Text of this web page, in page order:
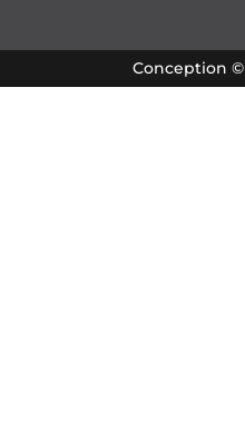
Conception ©